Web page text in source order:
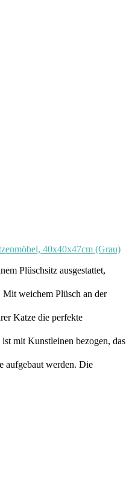
40x40x47cm (Grau)
Plüschsitz ausgestattet,
Mit weichem Plüsch an der
Katze die perfekte
mit Kunstleinen bezogen, das
aufgebaut werden. Die